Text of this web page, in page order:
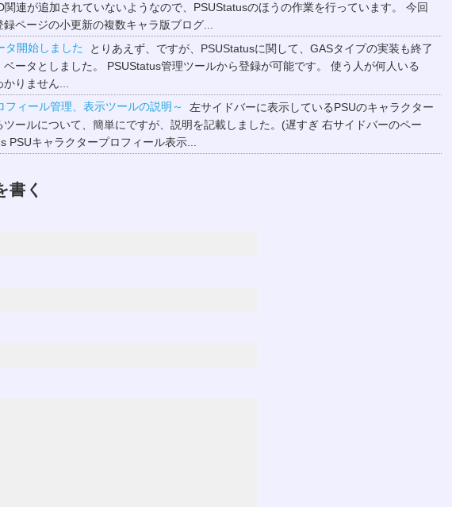
関連が追加されていないようなので、PSUStatusのほうの作業を行っています。 今回
ページの小更新の複数キャラ版ブログ...
タ開始しました
とりあえず、ですが、PSUStatusに関して、GASタイプの実装も終了
ベータとしました。 PSUStatus管理ツールから登録が可能です。 使う人が何人いる
りません...
フィール管理、表示ツールの説明～
左サイドバーに表示しているPSUのキャラクター
ツールについて、簡単にですが、説明を記載しました。(遅すぎ 右サイドバーのペー
PSUキャラクタープロフィール表示...
書く